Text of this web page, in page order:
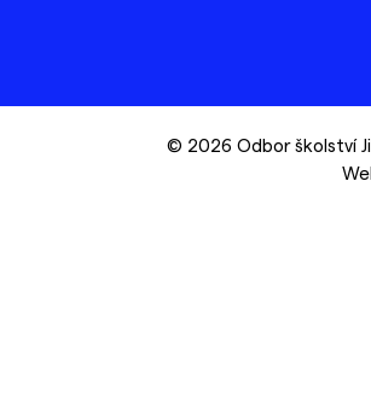
© 2026 Odbor školství